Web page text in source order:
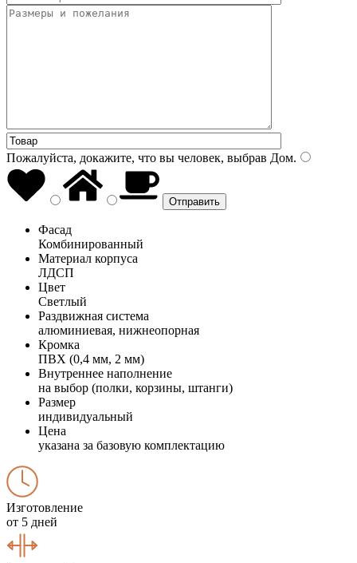
Пожалуйста, докажите, что вы человек, выбрав Дом.
Фасад
Комбинированный
Материал корпуса
ЛДСП
Цвет
Светлый
Раздвижная система
алюминиевая, нижнеопорная
Кромка
ПВХ (0,4 мм, 2 мм)
Внутреннее наполнение
на выбор (полки, корзины, штанги)
Размер
индивидуальный
Цена
указана за базовую комплектацию
Изготовление
от 5 дней